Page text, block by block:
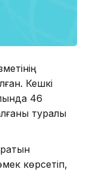
Кешкі
46
туралы
көрсетіп,